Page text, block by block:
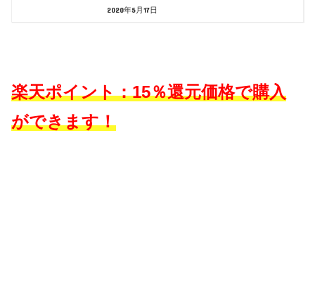
2020年5月17日
楽天ポイント：15％還元価格で購入
ができます！